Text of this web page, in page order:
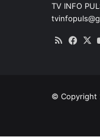
TV INFO
RSS
© Copyright